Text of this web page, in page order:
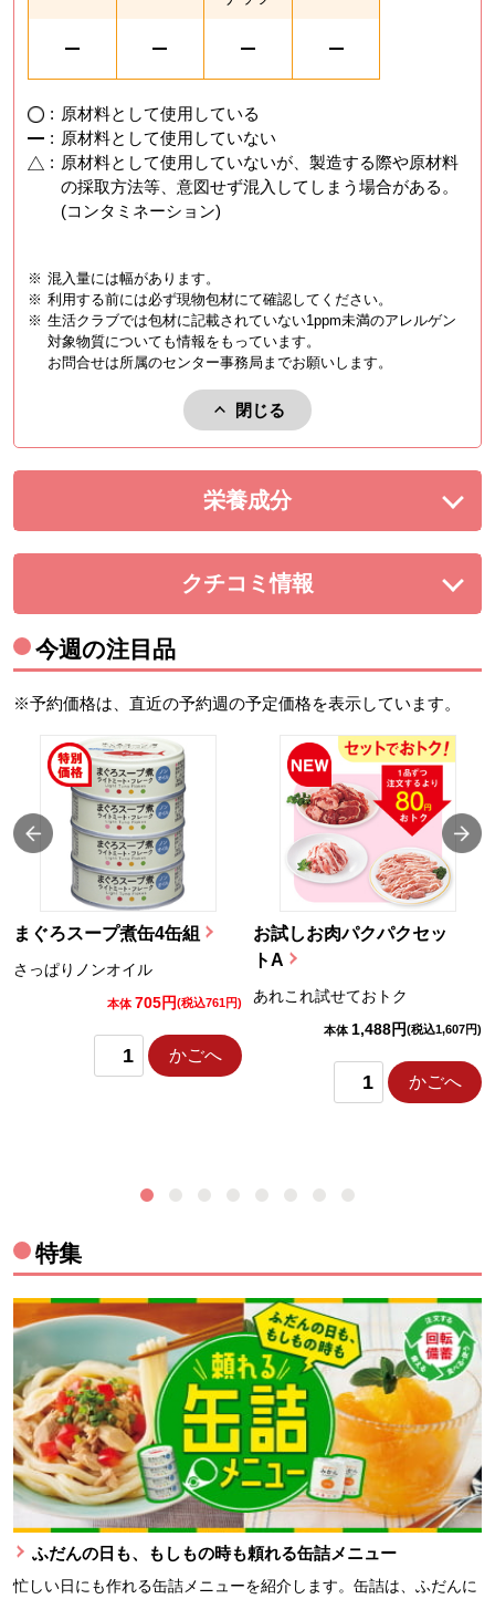
: 原材料として使用している
: 原材料として使用していない
: 原材料として使用していないが、製造する際や原材料
の採取方法等、意図せず混入してしまう場合がある。
(コンタミネーション)
※ 混入量には幅があります。
※ 利用する前には必ず現物包材にて確認してください。
※ 生活クラブでは包材に記載されていない1ppm未満のアレルゲン
対象物質についても情報をもっています。
お問合せは所属のセンター事務局までお願いします。
閉じる
アレルゲンを閉じる。
栄養成分を展開する。
クチコミ情報
を展開する。
今週の注目品
※予約価格は、直近の予約週の予定価格を表示しています。
まぐろスープ煮缶4缶組
さっぱりノンオイル
本体 705円(税込761円)
かごへ
お試しお肉パクパクセッ
トA
あれこれ試せておトク
本体 1,488円(税込1,607円)
かごへ
特集
ふだんの日も、もしもの時も頼れる缶詰メニュー
忙しい日にも作れる缶詰メニューを紹介します。缶詰は、ふだんに